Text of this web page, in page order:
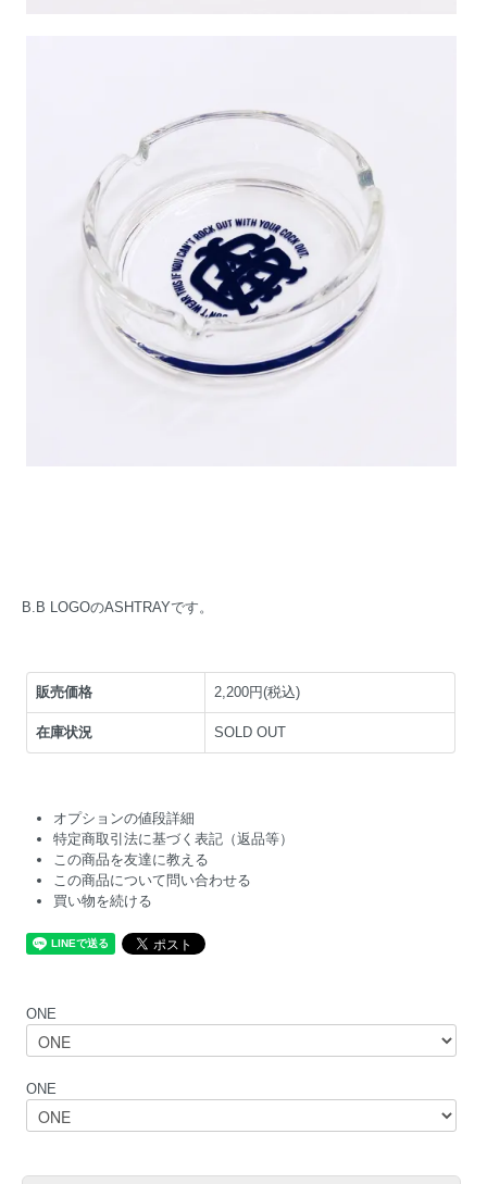
B.B LOGOのASHTRAYです。
販売価格 2,200円(税込)
在庫状況 SOLD OUT
オプションの値段詳細
特定商取引法に基づく表記（返品等）
この商品を友達に教える
この商品について問い合わせる
買い物を続ける
ONE
ONE